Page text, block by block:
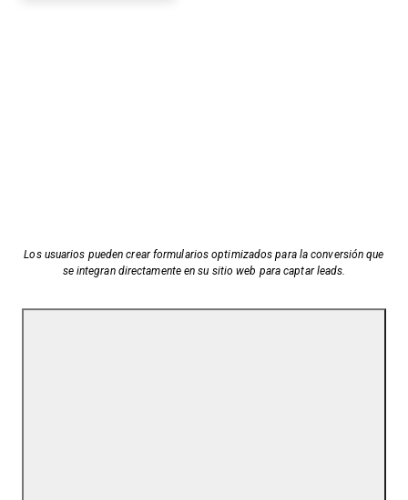
Los usuarios pueden crear formularios optimizados para la conversión que
se integran directamente en su sitio web para captar leads.